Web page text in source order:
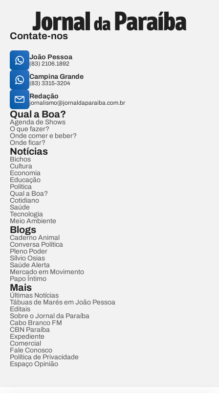
Contate-nos
João Pessoa
(83) 2106.1892
Campina Grande
(83) 3315-3204
Redação
jornalismo@jornaldaparaiba.com.br
Qual a Boa?
Agenda de Shows
O que fazer?
Onde comer e beber?
Onde ficar?
Notícias
Bichos
Cultura
Economia
Educação
Política
Qual a Boa?
Cotidiano
Saúde
Tecnologia
Meio Ambiente
Blogs
Caderno Animal
Conversa Política
Pleno Poder
Sílvio Osias
Saúde Alerta
Mercado em Movimento
Papo Íntimo
Mais
Últimas Notícias
Tábuas de Marés em João Pessoa
Editais
Sobre o Jornal da Paraíba
Cabo Branco FM
CBN Paraíba
Expediente
Comercial
Fale Conosco
Política de Privacidade
Espaço Opinião